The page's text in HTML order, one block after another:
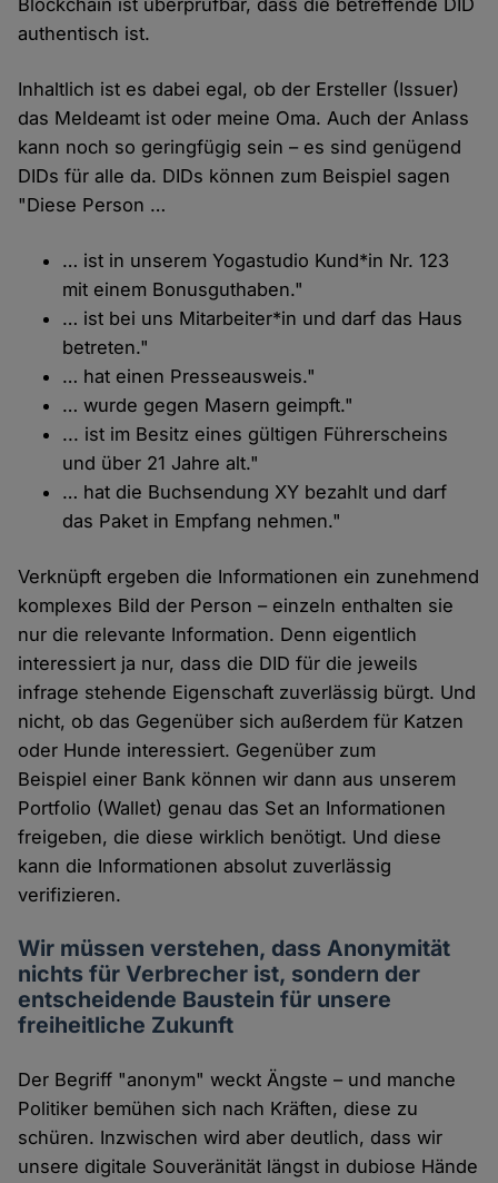
Blockchain ist überprüfbar, dass die betreffende DID
authentisch ist.
Inhaltlich ist es dabei egal, ob der Ersteller (Issuer)
das Meldeamt ist oder meine Oma. Auch der Anlass
kann noch so geringfügig sein – es sind genügend
DIDs für alle da. DIDs können zum Beispiel sagen
"Diese Person …
… ist in unserem Yogastudio Kund*in Nr. 123
mit einem Bonusguthaben."
… ist bei uns Mitarbeiter*in und darf das Haus
betreten."
… hat einen Presseausweis."
… wurde gegen Masern geimpft."
... ist im Besitz eines gültigen Führerscheins
und über 21 Jahre alt."
… hat die Buchsendung XY bezahlt und darf
das Paket in Empfang nehmen."
Verknüpft ergeben die Informationen ein zunehmend
komplexes Bild der Person – einzeln enthalten sie
nur die relevante Information. Denn eigentlich
interessiert ja nur, dass die DID für die jeweils
infrage stehende Eigenschaft zuverlässig bürgt. Und
nicht, ob das Gegenüber sich außerdem für Katzen
oder Hunde interessiert. Gegenüber zum
Beispiel einer Bank können wir dann aus unserem
Portfolio (Wallet) genau das Set an Informationen
freigeben, die diese wirklich benötigt. Und diese
kann die Informationen absolut zuverlässig
verifizieren.
Wir müssen verstehen, dass Anonymität
nichts für Verbrecher ist, sondern der
entscheidende Baustein für unsere
freiheitliche Zukunft
Der Begriff "anonym" weckt Ängste – und manche
Politiker bemühen sich nach Kräften, diese zu
schüren. Inzwischen wird aber deutlich, dass wir
unsere digitale Souveränität längst in dubiose Hände